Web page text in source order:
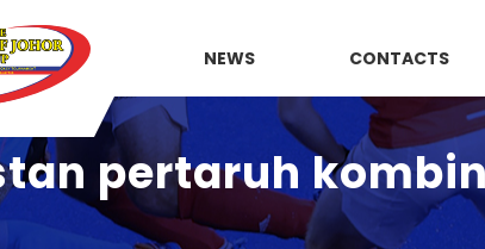
NEWS CONTACTS
pertaruh